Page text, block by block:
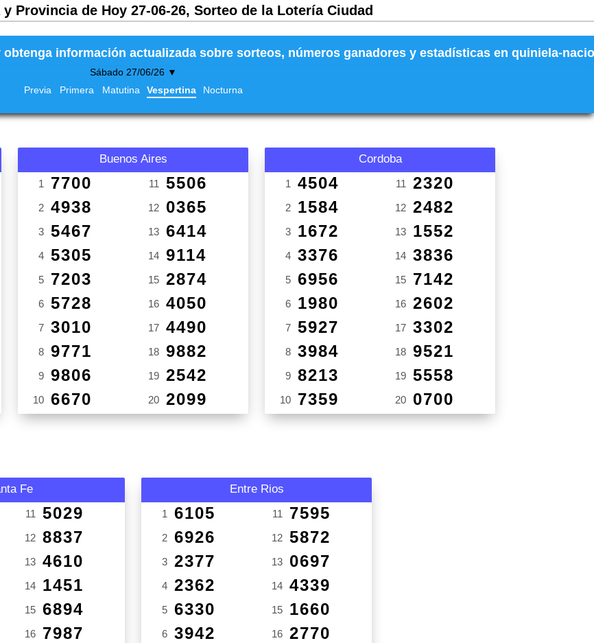
Provincia de Hoy 27-06-26, Sorteo de la Lotería Ciudad
información actualizada sobre sorteos, números ganadores y estadísticas en quiniela-
Sábado 27/06/26 ▼
Previa
Primera Matutina Vespertina Nocturna
Buenos Aires
1 7700
2 4938
3 5467
4 5305
5 7203
6 5728
7 3010
8 9771
9 9806
10 6670
11 5506
12 0365
13 6414
14 9114
15 2874
16 4050
17 4490
18 9882
19 2542
20 2099
Cordoba
1 4504
2 1584
3 1672
4 3376
5 6956
6 1980
7 5927
8 3984
9 8213
10 7359
11 2320
12 2482
13 1552
14 3836
15 7142
16 2602
17 3302
18 9521
19 5558
20 0700
Fe
11 5029
12 8837
13 4610
14 1451
15 6894
16 7987
Entre Rios
1 6105
2 6926
3 2377
4 2362
5 6330
6 3942
11 7595
12 5872
13 0697
14 4339
15 1660
16 2770